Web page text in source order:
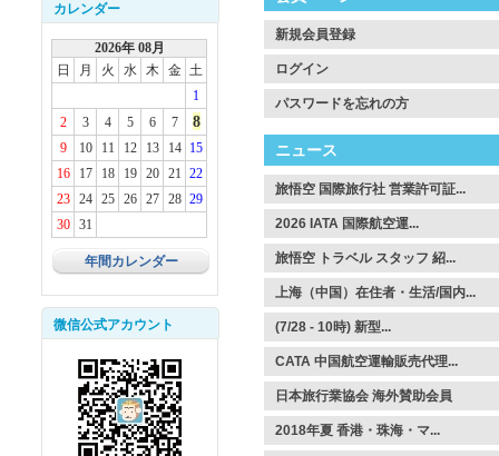
カレンダー
2026年 08月
日
月 火 水 木 金 土
1
2
3 4 5 6 7 8
9 10 11 12 13 14
15
16
17 18 19 20 21 22
23
24 25 26 27 28 29
30
31
年間カレンダー
微信公式アカウント
新規会員登録
ログイン
パスワードを忘れの方
ニュース
旅悟空 国際旅行社 営業許可証...
2026 IATA 国際航空運...
旅悟空 トラベル スタッフ 紹...
上海（中国）在住者・生活/国内...
(7/28 - 10時) 新型...
CATA 中国航空運輸販売代理...
日本旅行業協会 海外賛助会員
2018年夏 香港・珠海・マ...